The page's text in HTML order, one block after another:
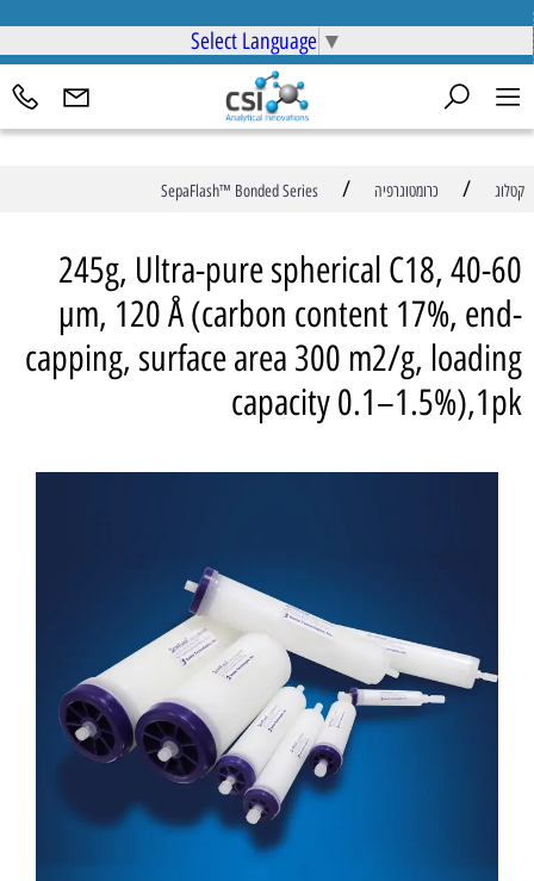
Select Language ▼
קטלוג / כרומטוגרפיה /
SepaFlash™ Bonded Series
245g, Ultra-pure spherical C18, 40-60
µm, 120 Å (carbon content 17%, end-
capping, surface area 300 m2/g, loading
capacity 0.1–1.5%),1pk